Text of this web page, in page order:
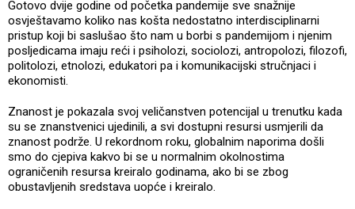
Gotovo dvije godine od početka pandemije sve snažnije
osvještavamo koliko nas košta nedostatno interdisciplinarni
pristup koji bi saslušao što nam u borbi s pandemijom i njenim
posljedicama imaju reći i psiholozi, sociolozi, antropolozi, filozofi,
politolozi, etnolozi, edukatori pa i komunikacijski stručnjaci i
ekonomisti.
Znanost je pokazala svoj veličanstven potencijal u trenutku kada
su se znanstvenici ujedinili, a svi dostupni resursi usmjerili da
znanost podrže. U rekordnom roku, globalnim naporima došli
smo do cjepiva kakvo bi se u normalnim okolnostima
ograničenih resursa kreiralo godinama, ako bi se zbog
obustavljenih sredstava uopće i kreiralo.